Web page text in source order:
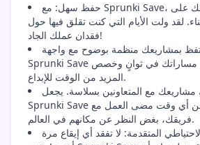
حفظ سهل: مع Sprunki Save، يمكنك حفظ مشاريعك على
لقد ولت الأيام التي كنت تقلق فيها حول
فقدان عملك الجاد!
بمشاريعك منظمة بوضوح مع واجهة
Sprunki Save البديهية. ابحث عن مساراتك في ثوانٍ وخصص
المزيد من الوقت للإبداع.
مع المتعاونين بسلاسة. يجعل
Sprunki Save من السهل أكثر من أي وقت مضى العمل مع
فريقك، بغض النظر عن مكانهم في العالم.
المتقدمة: لا تفقد أي إيقاع مرة